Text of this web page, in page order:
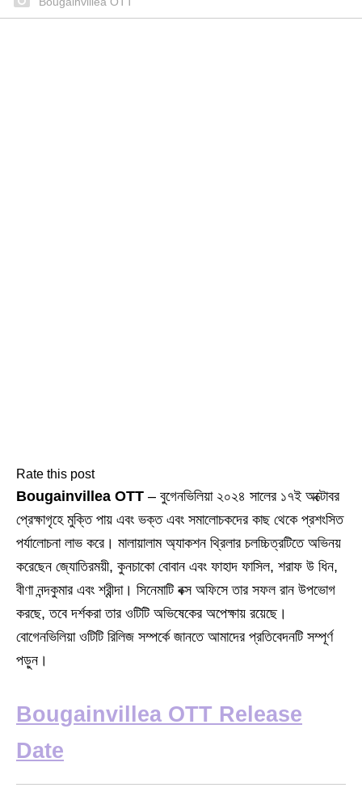
Rate this post
Bougainvillea OTT – বুগেনভিলিয়া ২০২৪ সালের ১৭ই অক্টোবর
প্রেক্ষাগৃহে মুক্তি পায় এবং ভক্ত এবং সমালোচকদের কাছ থেকে প্রশংসিত
পর্যালোচনা লাভ করে। মালায়ালাম অ্যাকশন থ্রিলার চলচ্চিত্রটিতে অভিনয়
করেছেন জ্যোতিরময়ী, কুনচাকো বোবান এবং ফাহাদ ফাসিল, শরাফ উ ধিন,
বীণা নন্দকুমার এবং শ্রীন্দা। সিনেমাটি বক্স অফিসে তার সফল রান উপভোগ
করছে, তবে দর্শকরা তার ওটিটি অভিষেকের অপেক্ষায় রয়েছে।
বোগেনভিলিয়া ওটিটি রিলিজ সম্পর্কে জানতে আমাদের প্রতিবেদনটি সম্পূর্ণ
পড়ুন।
Bougainvillea OTT Release
Date